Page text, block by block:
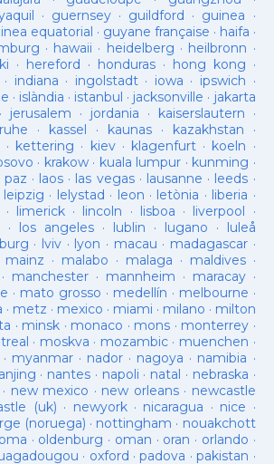
· guernsey· guildford · guinea ·
equatorial · guyane française · haifa ·
· hawaii · heidelberg · heilbronn ·
· hereford · honduras· hong kong ·
· indiana · ingolstadt· iowa · ipswich ·
· islàndia · istanbul · jacksonville · jakarta
· jerusalem · jordania · kaiserslautern ·
· kassel · kaunas· kazakhstan ·
· kettering · kiev· klagenfurt · koeln ·
· krakow· kuala lumpur · kunming ·
paz · laos· las vegas· lausanne · leeds ·
leipzig · lelystad · leon · letònia · liberia ·
· limerick· lincoln · lisboa · liverpool ·
· los angeles· lublin · lugano · luleå
· lviv · lyon · macau · madagascar·
mainz · malabo · malaga · maldives·
· manchester· mannheim · maracay·
· mato grosso · medellín · melbourne ·
· metz · mexico · miami · milano · milton
· minsk · monaco · mons · monterrey ·
· moskva · mozambic· muenchen ·
· myanmar· nador · nagoya · namibia ·
· nantes · napoli · natal · nebraska ·
· new mexico · new orleans· newcastle
(uk) · newyork· nicaragua · nice ·
(noruega) · nottingham · nouakchott
· oldenburg · oman · oran · orlando ·
· oxford ·padova ·pakistan ·